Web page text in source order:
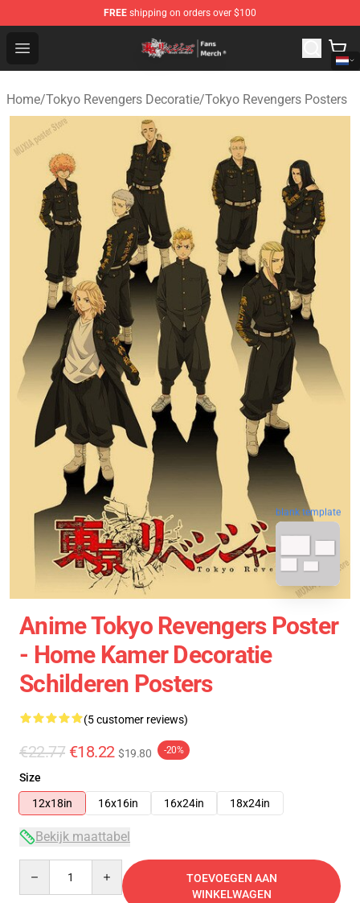
FREE shipping on orders over $100
Open menu
Tokyo Revengers Store - Official Tokyo Revengers
Home/Tokyo Revengers Decoratie/Tokyo Revengers Posters
blank template
Anime Tokyo Revengers Poster
- Home Kamer Decoratie
Schilderen Posters
(5 customer reviews)
€22.77 €18.22 $19.80 -20%
Size
12x18in
16x16in 16x24in 18x24in
Bekijk maattabel
TOEVOEGEN AAN
WINKELWAGEN